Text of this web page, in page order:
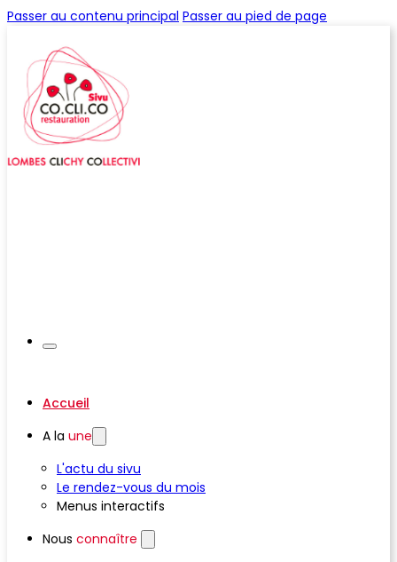
Passer au contenu principal Passer au pied de page
Accueil
A la une
L'actu du sivu
Le rendez-vous du mois
Menus interactifs
Nous connaître